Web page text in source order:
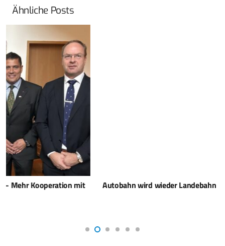
Ähnliche Posts
Autobahn wird wieder Landebahn